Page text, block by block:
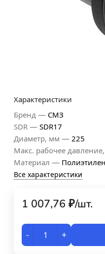
Характеристики
Бренд — СМЗ
SDR — SDR17
Диаметр, мм — 225
Макс. рабочее
Материал —
Все характеристики
1 007,76 ₽/шт.
- +